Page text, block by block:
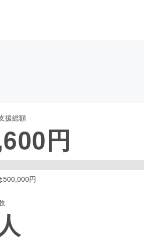
ファッション
援総額
円
500,000円